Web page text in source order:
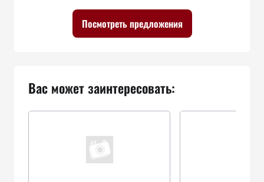
Посмотреть предложения
Вас может заинтересовать: